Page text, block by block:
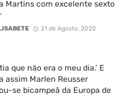
Martins com excelente sexto
21 de Agosto, 2022
que não era o meu dia.’ E
assim Marlen Reusser
se bicampeã da Europa de